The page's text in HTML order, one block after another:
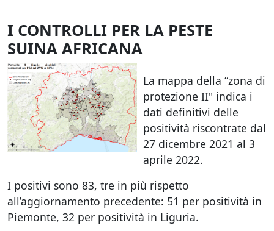
I CONTROLLI PER LA PESTE
SUINA AFRICANA
La mappa della “zona di
protezione II" indica i
dati definitivi delle
positività riscontrate dal
27 dicembre 2021 al 3
aprile 2022.
I positivi sono 83, tre in più rispetto
all’aggiornamento precedente: 51 per positività in
Piemonte, 32 per positività in Liguria.